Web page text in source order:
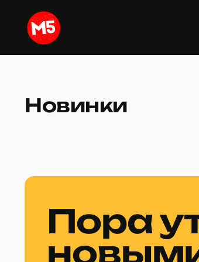
содержимому
Новинки
Пора